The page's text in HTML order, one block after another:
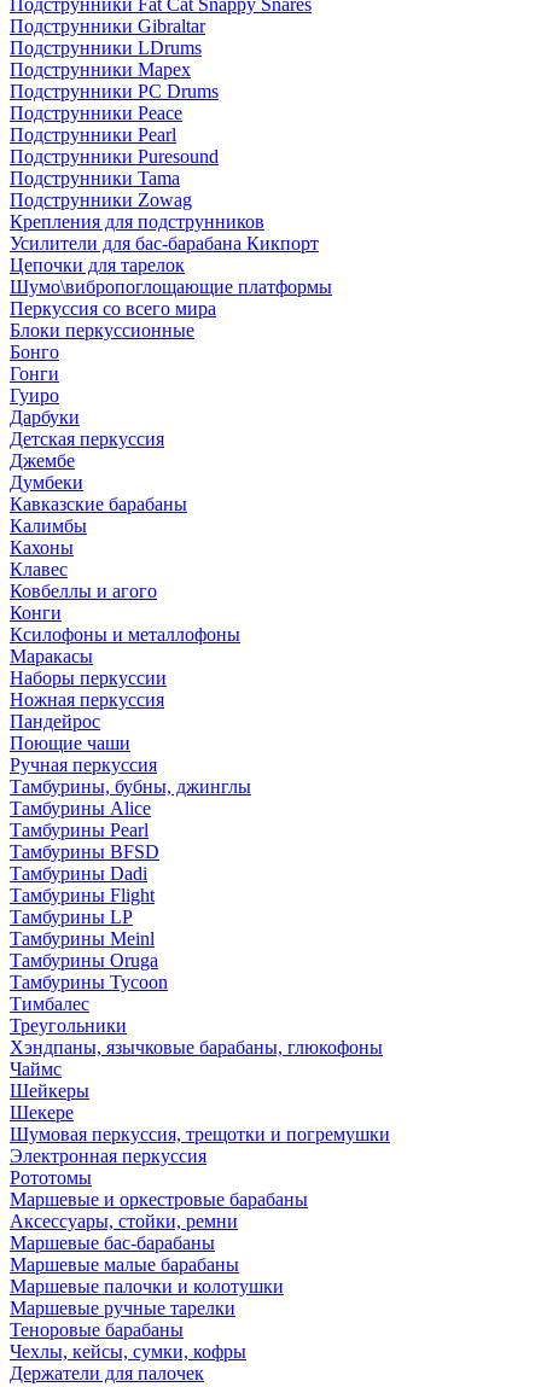
Подструнники Fat Cat Snappy Snares
Подструнники Gibraltar
Подструнники LDrums
Подструнники Mapex
Подструнники PC Drums
Подструнники Peace
Подструнники Pearl
Подструнники Puresound
Подструнники Tama
Подструнники Zowag
Крепления для подструнников
Усилители для бас-барабана Кикпорт
Цепочки для тарелок
Шумо\вибропоглощающие платформы
Перкуссия со всего мира
Блоки перкуссионные
Бонго
Гонги
Гуиро
Дарбуки
Детская перкуссия
Джембе
Думбеки
Кавказские барабаны
Калимбы
Кахоны
Клавес
Ковбеллы и агого
Конги
Ксилофоны и металлофоны
Маракасы
Наборы перкуссии
Ножная перкуссия
Пандейрос
Поющие чаши
Ручная перкуссия
Тамбурины, бубны, джинглы
Тамбурины Alice
Тамбурины Pearl
Тамбурины BFSD
Тамбурины Dadi
Тамбурины Flight
Тамбурины LP
Тамбурины Meinl
Тамбурины Oruga
Тамбурины Tycoon
Тимбалес
Треугольники
Хэндпаны, язычковые барабаны, глюкофоны
Чаймс
Шейкеры
Шекере
Шумовая перкуссия, трещотки и погремушки
Электронная перкуссия
Рототомы
Маршевые и оркестровые барабаны
Аксессуары, стойки, ремни
Маршевые бас-барабаны
Маршевые малые барабаны
Маршевые палочки и колотушки
Маршевые ручные тарелки
Теноровые барабаны
Чехлы, кейсы, сумки, кофры
Держатели для палочек